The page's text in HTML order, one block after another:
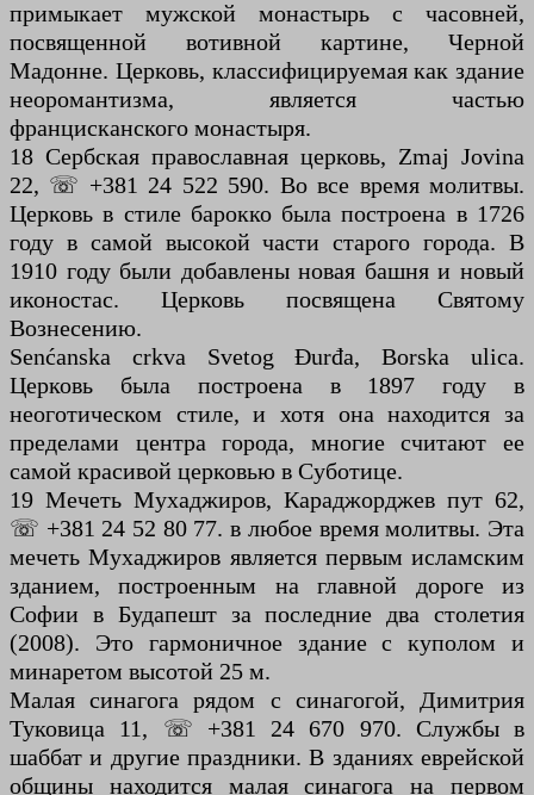
примыкает мужской монастырь с часовней,
посвященной вотивной картине, Черной
Мадонне. Церковь, классифицируемая как здание
неоромантизма, является частью
францисканского монастыря.
18 Сербская православная церковь, Zmaj Jovina
22, ☏ +381 24 522 590. Во все время молитвы.
Церковь в стиле барокко была построена в 1726
году в самой высокой части старого города. В
1910 году были добавлены новая башня и новый
иконостас. Церковь посвящена Святому
Вознесению.
Senćanska crkva Svetog Đurđa, Borska ulica.
Церковь была построена в 1897 году в
неоготическом стиле, и хотя она находится за
пределами центра города, многие считают ее
самой красивой церковью в Суботице.
19 Мечеть Мухаджиров, Караджорджев пут 62,
☏ +381 24 52 80 77. в любое время молитвы. Эта
мечеть Мухаджиров является первым исламским
зданием, построенным на главной дороге из
Софии в Будапешт за последние два столетия
(2008). Это гармоничное здание с куполом и
минаретом высотой 25 м.
Малая синагога рядом с синагогой, Димитрия
Туковица 11, ☏ +381 24 670 970. Службы в
шаббат и другие праздники. В зданиях еврейской
общины находится малая синагога на первом